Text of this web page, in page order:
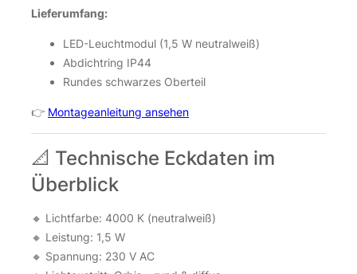
Lieferumfang:
LED-Leuchtmodul (1,5 W neutralweiß)
Abdichtring IP44
Rundes schwarzes Oberteil
👉 Montageanleitung ansehen
📐 Technische Eckdaten im
Überblick
🔸 Lichtfarbe: 4000 K (neutralweiß)
🔸 Leistung: 1,5 W
🔸 Spannung: 230 V AC